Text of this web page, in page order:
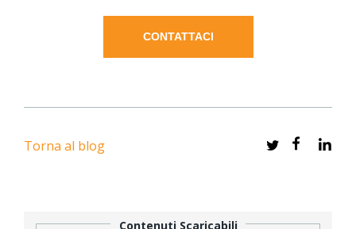
CONTATTACI
Torna al blog
Contenuti Scaricabili